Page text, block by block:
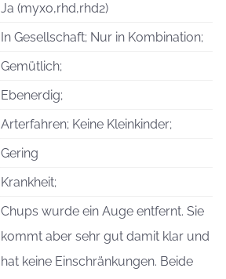
Ja (myxo,rhd,rhd2)
In Gesellschaft; Nur in Kombination;
Gemütlich;
Ebenerdig;
Arterfahren; Keine Kleinkinder;
Gering
Krankheit;
Chups wurde ein Auge entfernt. Sie
kommt aber sehr gut damit klar und
hat keine Einschränkungen. Beide